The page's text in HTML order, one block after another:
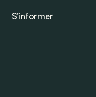
S’informer